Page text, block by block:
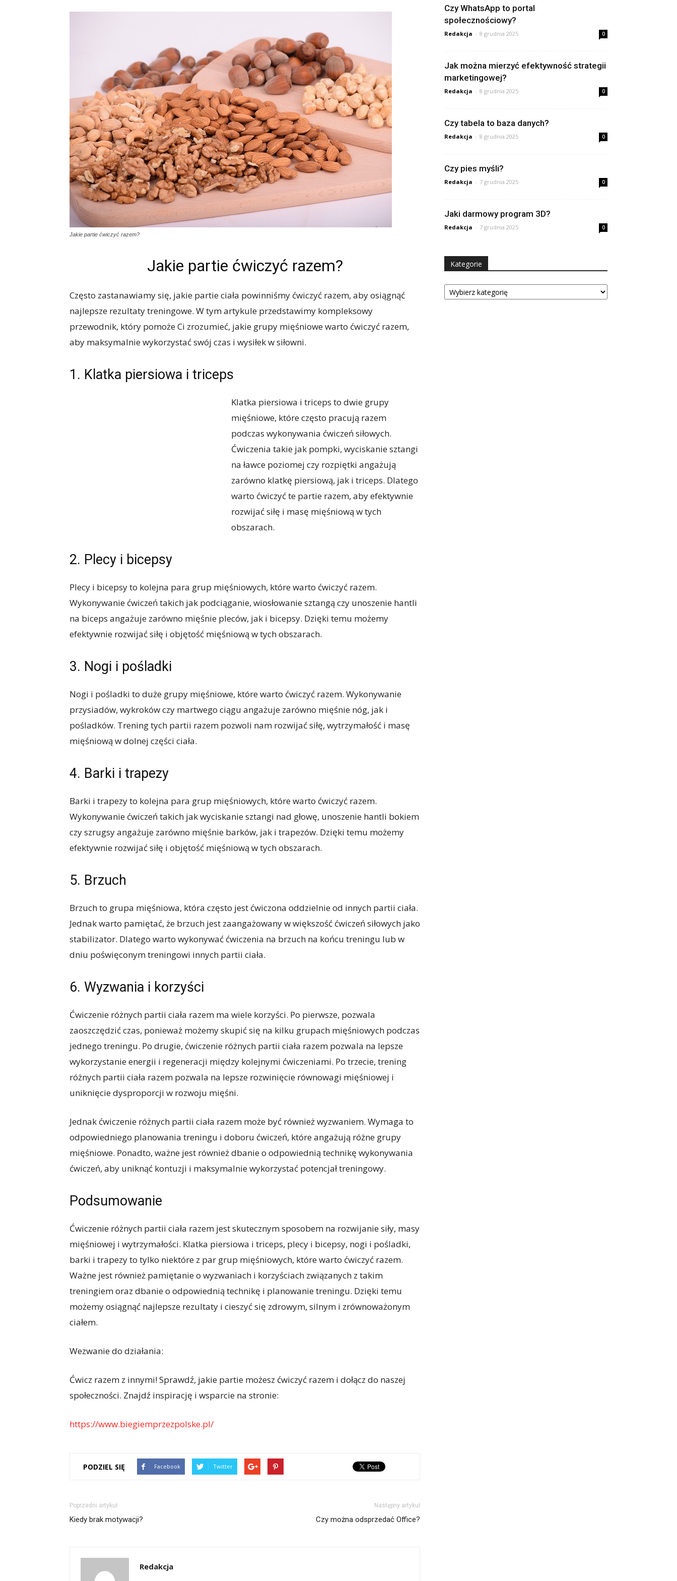
Jakie partie ćwiczyć razem?
Jakie partie ćwiczyć razem?
Często zastanawiamy się, jakie partie ciała powinniśmy ćwiczyć razem, aby osiągnąć
najlepsze rezultaty treningowe. W tym artykule przedstawimy kompleksowy
przewodnik, który pomoże Ci zrozumieć, jakie grupy mięśniowe warto ćwiczyć razem,
aby maksymalnie wykorzystać swój czas i wysiłek w siłowni.
1. Klatka piersiowa i triceps
Klatka piersiowa i triceps to dwie grupy
mięśniowe, które często pracują razem
podczas wykonywania ćwiczeń siłowych.
Ćwiczenia takie jak pompki, wyciskanie sztangi
na ławce poziomej czy rozpiętki angażują
zarówno klatkę piersiową, jak i triceps. Dlatego
warto ćwiczyć te partie razem, aby efektywnie
rozwijać siłę i masę mięśniową w tych
obszarach.
2. Plecy i bicepsy
Plecy i bicepsy to kolejna para grup mięśniowych, które warto ćwiczyć razem.
Wykonywanie ćwiczeń takich jak podciąganie, wiosłowanie sztangą czy unoszenie hantli
na biceps angażuje zarówno mięśnie pleców, jak i bicepsy. Dzięki temu możemy
efektywnie rozwijać siłę i objętość mięśniową w tych obszarach.
3. Nogi i pośladki
Nogi i pośladki to duże grupy mięśniowe, które warto ćwiczyć razem. Wykonywanie
przysiadów, wykroków czy martwego ciągu angażuje zarówno mięśnie nóg, jak i
pośladków. Trening tych partii razem pozwoli nam rozwijać siłę, wytrzymałość i masę
mięśniową w dolnej części ciała.
4. Barki i trapezy
Barki i trapezy to kolejna para grup mięśniowych, które warto ćwiczyć razem.
Wykonywanie ćwiczeń takich jak wyciskanie sztangi nad głowę, unoszenie hantli bokiem
czy szrugsy angażuje zarówno mięśnie barków, jak i trapezów. Dzięki temu możemy
efektywnie rozwijać siłę i objętość mięśniową w tych obszarach.
5. Brzuch
Brzuch to grupa mięśniowa, która często jest ćwiczona oddzielnie od innych partii ciała.
Jednak warto pamiętać, że brzuch jest zaangażowany w większość ćwiczeń siłowych jako
stabilizator. Dlatego warto wykonywać ćwiczenia na brzuch na końcu treningu lub w
dniu poświęconym treningowi innych partii ciała.
6. Wyzwania i korzyści
Ćwiczenie różnych partii ciała razem ma wiele korzyści. Po pierwsze, pozwala
zaoszczędzić czas, ponieważ możemy skupić się na kilku grupach mięśniowych podczas
jednego treningu. Po drugie, ćwiczenie różnych partii ciała razem pozwala na lepsze
wykorzystanie energii i regeneracji między kolejnymi ćwiczeniami. Po trzecie, trening
różnych partii ciała razem pozwala na lepsze rozwinięcie równowagi mięśniowej i
uniknięcie dysproporcji w rozwoju mięśni.
Jednak ćwiczenie różnych partii ciała razem może być również wyzwaniem. Wymaga to
odpowiedniego planowania treningu i doboru ćwiczeń, które angażują różne grupy
mięśniowe. Ponadto, ważne jest również dbanie o odpowiednią technikę wykonywania
ćwiczeń, aby uniknąć kontuzji i maksymalnie wykorzystać potencjał treningowy.
Podsumowanie
Ćwiczenie różnych partii ciała razem jest skutecznym sposobem na rozwijanie siły, masy
mięśniowej i wytrzymałości. Klatka piersiowa i triceps, plecy i bicepsy, nogi i pośladki,
barki i trapezy to tylko niektóre z par grup mięśniowych, które warto ćwiczyć razem.
Ważne jest również pamiętanie o wyzwaniach i korzyściach związanych z takim
treningiem oraz dbanie o odpowiednią technikę i planowanie treningu. Dzięki temu
możemy osiągnąć najlepsze rezultaty i cieszyć się zdrowym, silnym i zrównoważonym
ciałem.
Wezwanie do działania:
Ćwicz razem z innymi! Sprawdź, jakie partie możesz ćwiczyć razem i dołącz do naszej
społeczności. Znajdź inspirację i wsparcie na stronie:
https://www.biegiemprzezpolske.pl/
PODZIEL SIĘ Facebook Twitter
Poprzedni artykuł
Kiedy brak motywacji?
Następny artykuł
Czy można odsprzedać Office?
Redakcja
Czy WhatsApp to portal
społecznościowy?
Redakcja - 8 grudnia 2025 0
Jak można mierzyć efektywność strategii
marketingowej?
Redakcja - 8 grudnia 2025 0
Czy tabela to baza danych?
Redakcja - 8 grudnia 2025 0
Czy pies myśli?
Redakcja - 7 grudnia 2025 0
Jaki darmowy program 3D?
Redakcja - 7 grudnia 2025 0
Kategorie
Kategorie